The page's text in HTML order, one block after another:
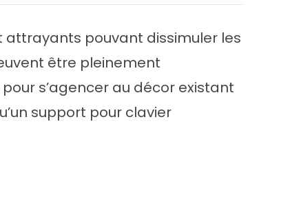
pouvant dissimuler les
être pleinement
s’agencer au décor existant
support pour clavier